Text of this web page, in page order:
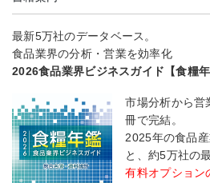
最新5万社のデータベース。
食品業界の分析・営業を効率化
2026食品業界ビジネスガイド【食糧年
市場分析から営
冊で完結。
2025年の食品
と、約5万社の
有料オプション